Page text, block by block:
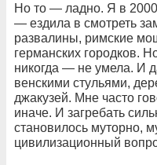
Но то — ладно. Я в
— ездила в смотреть
развалины, римские
германских городков.
никогда — не умела. И
венскими стульями,
джакузей. Мне часто
иначе. И загребать
становилось муторно,
цивилизационный